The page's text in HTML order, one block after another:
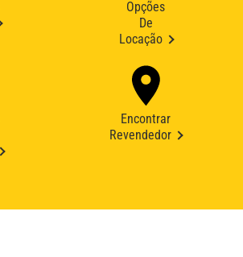
Opções
De
Locação
Encontrar
Revendedor